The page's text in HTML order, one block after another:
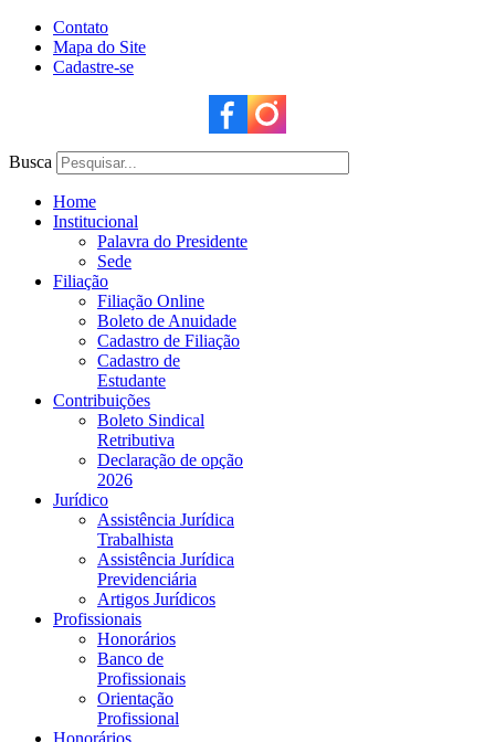
Contato
Mapa do Site
Cadastre-se
Busca
Home
Institucional
Palavra do Presidente
Sede
Filiação
Filiação Online
Boleto de Anuidade
Cadastro de Filiação
Cadastro de
Estudante
Contribuições
Boleto Sindical
Retributiva
Declaração de opção
2026
Jurídico
Assistência Jurídica
Trabalhista
Assistência Jurídica
Previdenciária
Artigos Jurídicos
Profissionais
Honorários
Banco de
Profissionais
Orientação
Profissional
Honorários